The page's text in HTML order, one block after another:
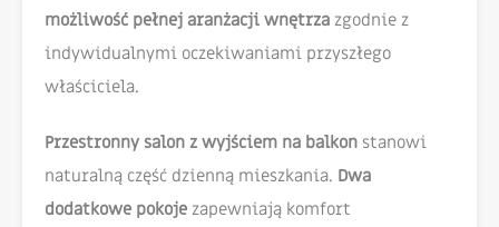
możliwość pełnej aranżacji wnętrza zgodnie z
indywidualnymi oczekiwaniami przyszłego
właściciela.
Przestronny salon z wyjściem na balkon stanowi
naturalną część dzienną mieszkania. Dwa
dodatkowe pokoje zapewniają komfort